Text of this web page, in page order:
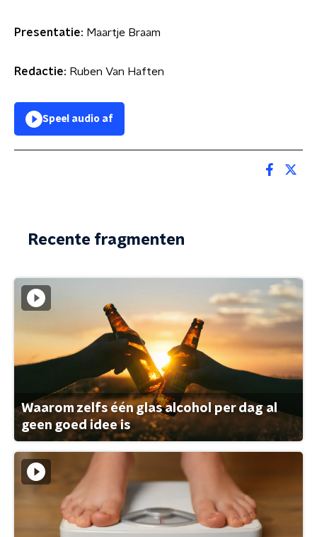
Presentatie: Maartje Braam
Redactie: Ruben Van Haften
Speel audio af
Recente fragmenten
Waarom zelfs één glas alcohol per dag al
geen goed idee is